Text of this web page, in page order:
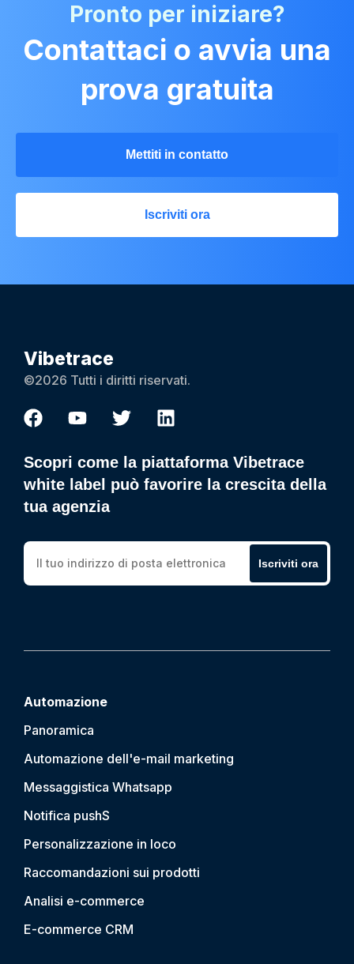
Pronto per iniziare?
Contattaci o avvia una
prova gratuita
Mettiti in contatto
Iscriviti ora
Vibetrace
©2026 Tutti i diritti riservati.
Scopri come la piattaforma Vibetrace
white label può favorire la crescita della
tua agenzia
Iscriviti ora
Automazione
Panoramica
Automazione dell'e-mail marketing
Messaggistica Whatsapp
Notifica pushS
Personalizzazione in loco
Raccomandazioni sui prodotti
Analisi e-commerce
E-commerce CRM